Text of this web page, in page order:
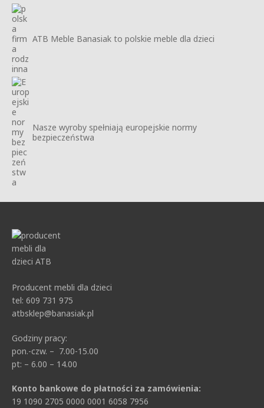
ATB Meble Banasiak to polskie meble dla dzieci
Nasze wyroby spełniają europejskie normy
bezpieczeństwa
Producent mebli dla dzieci
tel: 609 731 975
atbsklep@banasiak.pl
Godziny pracy:
pon.-czw. – 7.00-15.00
pt: – 6.00 – 14.00
Konto bankowe do płatności za zamówienia:
19 1090 2705 0000 0001 6058 7956